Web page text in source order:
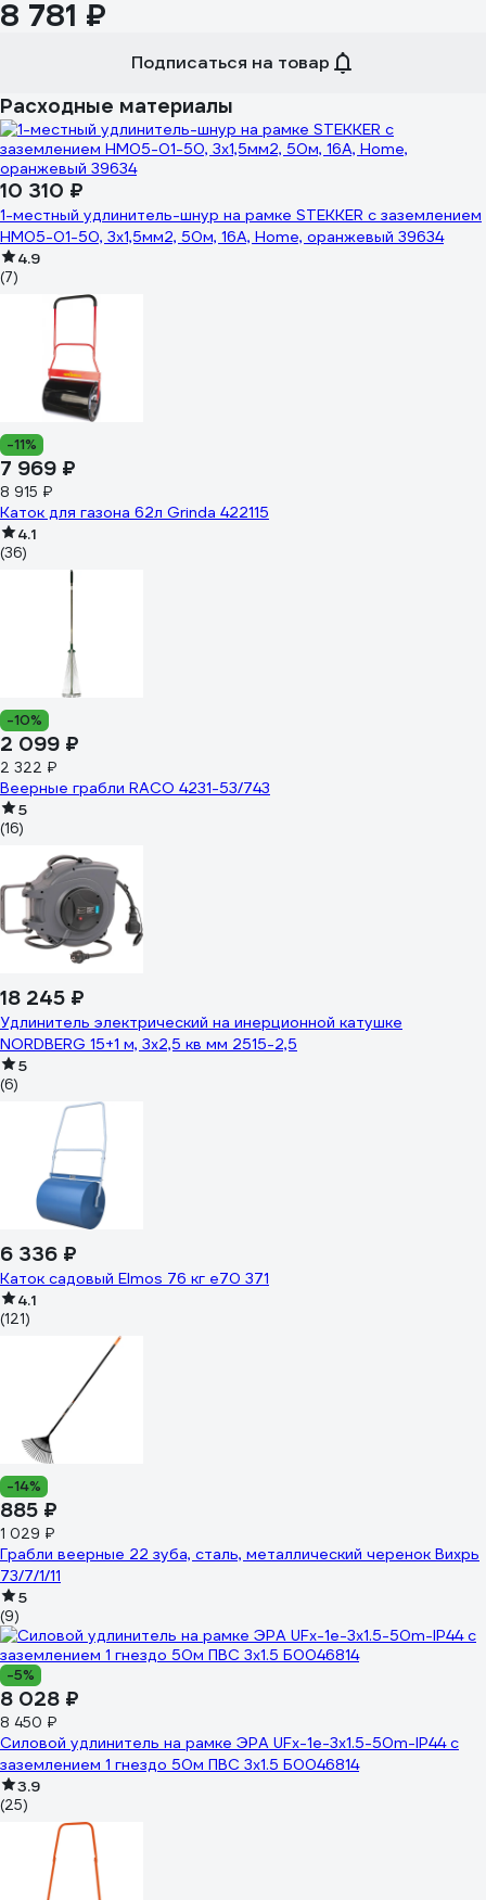
8 781 ₽
Подписаться на товар
Расходные материалы
10 310 ₽
1-местный удлинитель-шнур на рамке STEKKER с заземлением
HM05-01-50, 3х1,5мм2, 50м, 16А, Home, оранжевый 39634
4.9
(7)
-11%
7 969 ₽
8 915 ₽
Каток для газона 62л Grinda 422115
4.1
(36)
-10%
2 099 ₽
2 322 ₽
Веерные грабли RACO 4231-53/743
5
(16)
18 245 ₽
Удлинитель электрический на инерционной катушке
NORDBERG 15+1 м, 3x2,5 кв мм 2515-2,5
5
(6)
6 336 ₽
Каток садовый Elmos 76 кг e70 371
4.1
(121)
-14%
885 ₽
1 029 ₽
Грабли веерные 22 зуба, сталь, металлический черенок Вихрь
73/7/1/11
5
(9)
-5%
8 028 ₽
8 450 ₽
Силовой удлинитель на рамке ЭРА UFx-1e-3x1.5-50m-IP44 с
заземлением 1 гнездо 50м ПВС 3х1.5 Б0046814
3.9
(25)